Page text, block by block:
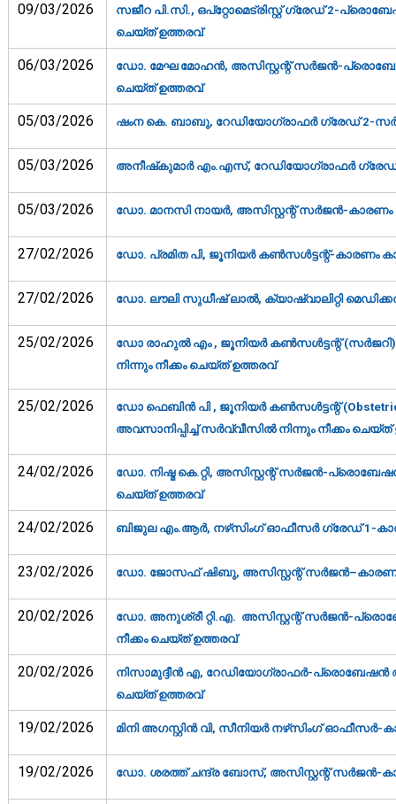
09/03/2026
സജീറ പി.സി., ഒപ്‌റ്റോമെട്രിസ്റ്റ് ഗ്രേഡ് 2-
ചെയ്ത് ഉത്തരവ്‌
06/03/2026
ഡോ. മേഘ മോഹന്‍, അസിസ്റ്റന്റ് സര്‍ജന്‍-
ചെയ്ത് ഉത്തരവ്‌
05/03/2026 ഷംന കെ. ബാബു, റേഡിയോഗ്രാഫര്‍ ഗ്രേഡ് 2-
05/03/2026 അനീഷ്‌കുമാര്‍ എം.എസ്, റേഡിയോഗ്രാഫര്‍ ഗ്രേഡ്
05/03/2026 ഡോ. മാനസി നായര്‍, അസിസ്റ്റന്റ് സര്‍ജന്‍-കാരണം
27/02/2026 ഡോ. പ്രമിത പി, ജൂനിയര്‍ കണ്‍സള്‍ട്ടന്റ്‌-കാരണം
27/02/2026 ഡോ. ലൗലി സുധീഷ് ലാല്‍, ക്യാഷ്വാലിറ്റി
25/02/2026
ഡോ രാഹുൽ എം , ജൂനിയർ കൺസൾട്ടന്റ്
നിന്നും നീക്കം ചെയ്ത് ഉത്തരവ്‌
25/02/2026
ഡോ ഫെബിൻ പി , ജൂനിയർ കൺസൾട്ടന്റ്
അവസാനിപ്പിച്ച് സര്‍വ്വീസില്‍ നിന്നും നീക്കം
24/02/2026
ഡോ. നിഷ്മ കെ.റ്റി, അസിസ്റ്റന്റ് സര്‍ജന്‍-
ചെയ്ത് ഉത്തരവ്‌
24/02/2026 ബിജുല എം.ആര്‍, നഴ്‌സിംഗ് ഓഫീസര്‍ ഗ്രേഡ് 1-
23/02/2026 ഡോ. ജോസഫ് ഷിബു, അസിസ്റ്റന്റ് സര്‍ജന്‍–കാരണം
20/02/2026
ഡോ. അനുശ്രീ റ്റി.എ. അസിസ്റ്റന്റ് സര്‍ജന്‍-
നീക്കം ചെയ്ത് ഉത്തരവ്‌
20/02/2026
നിസാമുദ്ദീൻ‍ എ, റേഡിയോഗ്രാഫർ-പ്രൊബേഷന്‍
ചെയ്ത് ഉത്തരവ്‌
19/02/2026 മിനി അഗസ്റ്റിന്‍ വി, സീനിയര്‍ നഴ്‌സിംഗ് ഓഫീസര്‍-
19/02/2026 ഡോ. ശരത്ത് ചന്ദ്ര ബോസ്, അസിസ്റ്റന്റ് സര്‍ജന്‍-